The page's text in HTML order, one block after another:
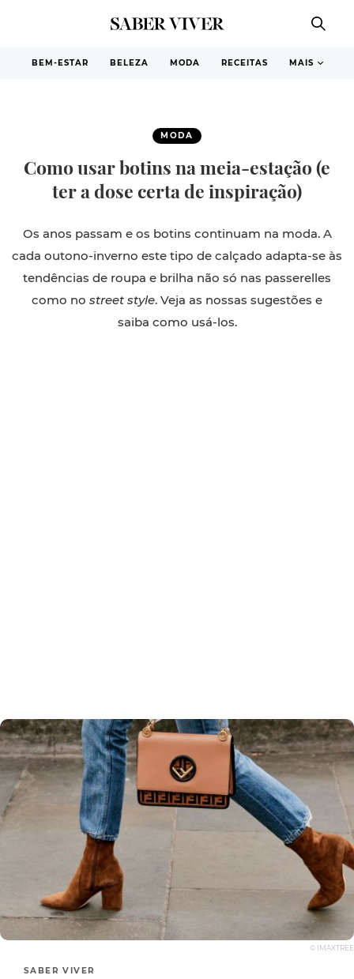
BEM-ESTAR BELEZA MODA RECEITAS MAIS
MODA
Como usar botins na meia-estação (e
ter a dose certa de inspiração)
Os anos passam e os botins continuam na moda. A
cada outono-inverno este tipo de calçado adapta-se às
tendências de roupa e brilha não só nas passerelles
como no street style. Veja as nossas sugestões e
saiba como usá-los.
© IMAXTREE
SABER VIVER